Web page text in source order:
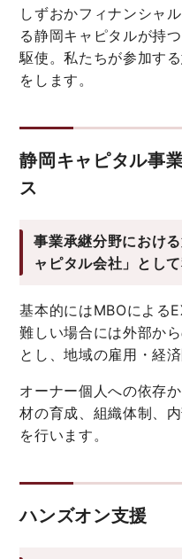
しずおかフィナンシャ
る静岡キャピタルが持
駆使。私たちが参加す
をします。
静岡キャピタル事
ス
事業承継分野におけ
ャピタル会社」とし
基本的にはMBOによる
難しい場合には外部か
とし、地域の雇用・経
オーナー個人への依存
材の育成、組織体制、
を行います。
ハンズオン支援